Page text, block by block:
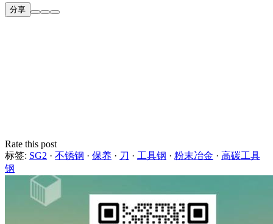
分享
Rate this post
标签: SG2 · 不锈钢 · 保养 · 刀 · 工具钢 · 粉末冶金 · 高碳工具
钢